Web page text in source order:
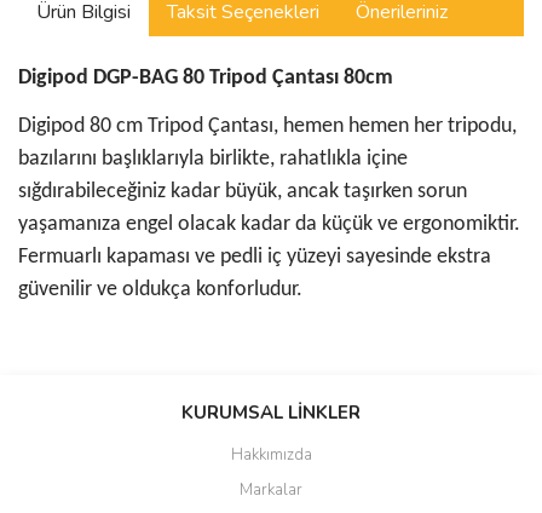
Ürün Bilgisi Taksit Seçenekleri Önerileriniz
Digipod DGP-BAG 80 Tripod Çantası 80cm
Digipod 80 cm Tripod Çantası, hemen hemen her tripodu,
bazılarını başlıklarıyla birlikte, rahatlıkla içine
sığdırabileceğiniz kadar büyük, ancak taşırken sorun
yaşamanıza engel olacak kadar da küçük ve ergonomiktir.
Fermuarlı kapaması ve pedli iç yüzeyi sayesinde ekstra
güvenilir ve oldukça konforludur.
tarafımıza iletebilirsiniz.
Ürün resmi kalitesiz, bozuk veya görüntülenemiyor.
KURUMSAL LİNKLER
Hakkımızda
Markalar